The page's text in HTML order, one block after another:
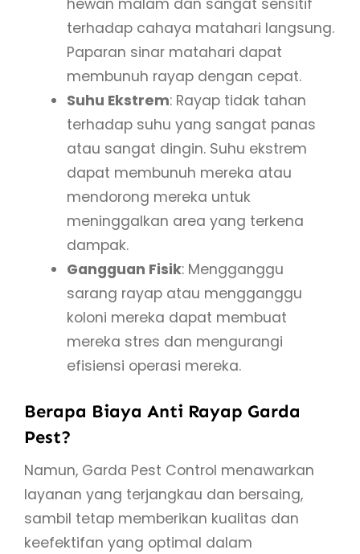
hewan malam dan sangat sensitif
terhadap cahaya matahari langsung.
Paparan sinar matahari dapat
membunuh rayap dengan cepat.
Suhu Ekstrem: Rayap tidak tahan
terhadap suhu yang sangat panas
atau sangat dingin. Suhu ekstrem
dapat membunuh mereka atau
mendorong mereka untuk
meninggalkan area yang terkena
dampak.
Gangguan Fisik: Mengganggu
sarang rayap atau mengganggu
koloni mereka dapat membuat
mereka stres dan mengurangi
efisiensi operasi mereka.
Berapa Biaya Anti Rayap Garda
Pest?
Namun, Garda Pest Control menawarkan
layanan yang terjangkau dan bersaing,
sambil tetap memberikan kualitas dan
keefektifan yang optimal dalam